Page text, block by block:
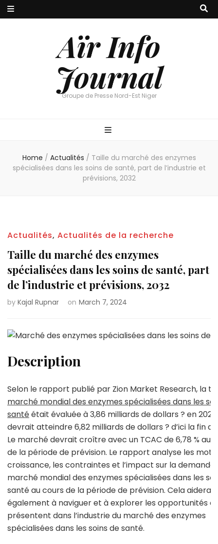
Aïr Info
Journal
Groupe de Presse Nord-Est Niger
Home / Actualités / Taille du marché des enzymes
spécialisées dans les soins de santé, part de l’industrie et
prévisions, 2032
Actualités, Actualités de la recherche
Taille du marché des enzymes
spécialisées dans les soins de santé, part
de l’industrie et prévisions, 2032
by Kajal Rupnar on March 7, 2024
Description
Selon le rapport publié par Zion Market Research, la
marché mondial des enzymes spécialisées dans les
santéétait évaluée à 3,86 milliards de dollars ? en
devrait atteindre 6,82 milliards de dollars ? d’ici la fin de
Le marché devrait croître avec un TCAC de 6,78 % au
de la période de prévision. Le rapport analyse les
croissance, les contraintes et l’impact sur la demande
marché mondial des enzymes spécialisées dans les
santé au cours de la période de prévision. Cela aidera
également à naviguer et à explorer les opportunités
présentent dans l’industrie du marché des enzymes
spécialisées dans les soins de santé.